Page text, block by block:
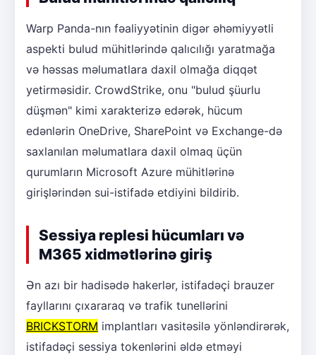
Warp Panda-nın fəaliyyətinin digər əhəmiyyətli
aspekti bulud mühitlərində qalıcılığı yaratmağa
və həssas məlumatlara daxil olmağa diqqət
yetirməsidir. CrowdStrike, onu "bulud şüurlu
düşmən" kimi xarakterizə edərək, hücum
edənlərin OneDrive, SharePoint və Exchange-də
saxlanılan məlumatlara daxil olmaq üçün
qurumların Microsoft Azure mühitlərinə
girişlərindən sui-istifadə etdiyini bildirib.
Sessiya replesi hücumları və
M365 xidmətlərinə giriş
Ən azı bir hadisədə hakerlər, istifadəçi brauzer
fayllarını çıxararaq və trafik tunellərini
BRICKSTORM implantları vasitəsilə yönləndirərək,
istifadəçi sessiya tokenlərini əldə etməyi